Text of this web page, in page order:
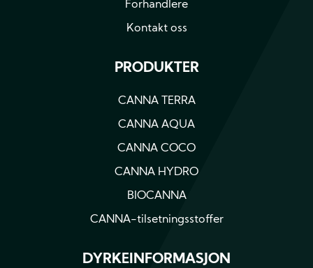
Forhandlere
Kontakt oss
PRODUKTER
CANNA TERRA
CANNA AQUA
CANNA COCO
CANNA HYDRO
BIOCANNA
CANNA-tilsetningsstoffer
DYRKEINFORMASJON